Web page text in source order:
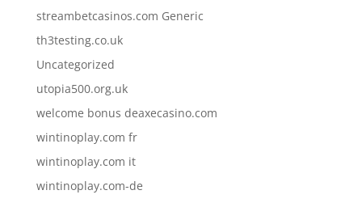
streambetcasinos.com Generic
th3testing.co.uk
Uncategorized
utopia500.org.uk
welcome bonus deaxecasino.com
wintinoplay.com fr
wintinoplay.com it
wintinoplay.com-de